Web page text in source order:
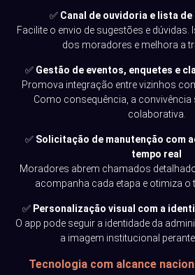
✅ Canal de ouvidoria e lista
Facilite o envio de sugestões e
dos moradores e melhora a
✅ Gestão de eventos, enquetes e
Promova integração entre vizinhos
Como consequência, a convivência
colaborativa.
✅ Solicitação de manutenção com
tempo real
Moradores abrem chamados
acompanha cada etapa e otimiza o
✅ Personalização visual com a
O app pode seguir a identidade da
a imagem institucional
Tecnologia com alcance